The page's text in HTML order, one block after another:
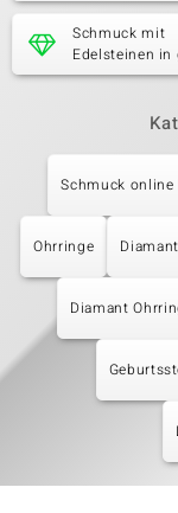
Schmuck mit
Edelsteinen in
Schmuck online
Ohrringe
Diamant